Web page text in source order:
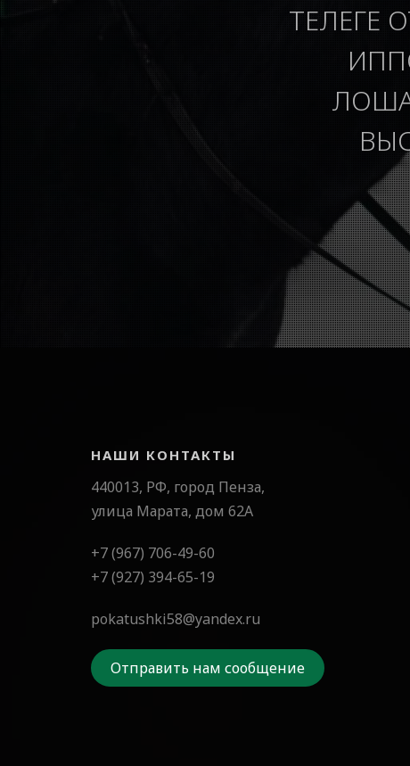
ТЕЛЕГЕ
НАШИ КОНТАКТЫ
440013, РФ, город Пенза,
улица Марата, дом 62А
+7 (967) 706-49-60
+7 (927) 394-65-19
pokatushki58@yandex.ru
Отправить нам сообщение